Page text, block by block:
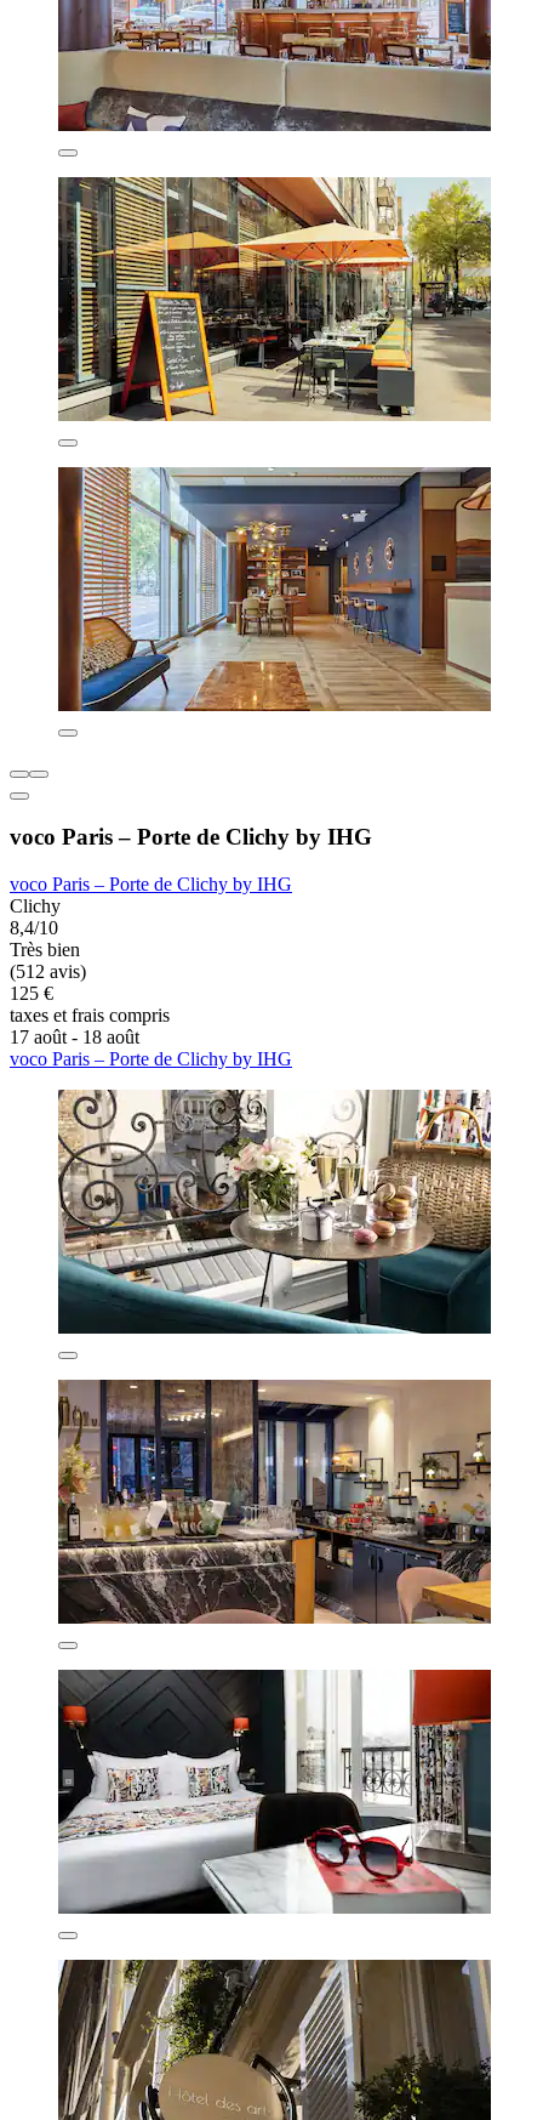
voco Paris – Porte de Clichy by IHG
voco Paris – Porte de Clichy by IHG
Clichy
8,4/10
Très bien
(512 avis)
125 €
taxes et frais compris
17 août - 18 août
voco Paris – Porte de Clichy by IHG